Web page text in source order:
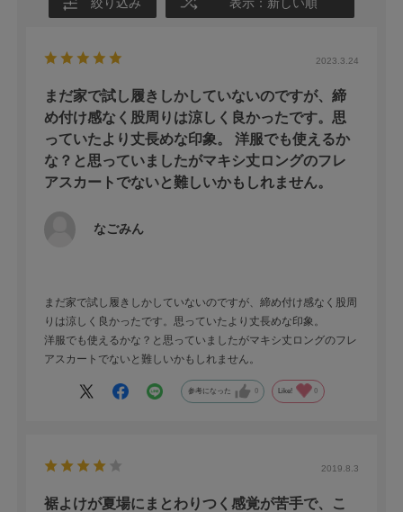
2023.3.24
まだ家で試し履きしかしていないのですが、締
め付け感なく股周りは涼しく良かったです。思
っていたより丈長めな印象。 洋服でも使えるか
な？と思っていましたがマキシ丈ロングのフレ
アスカートでないと難しいかもしれません。
なごみん
まだ家で試し履きしかしていないのですが、締め付け感なく股周
りは涼しく良かったです。思っていたより丈長めな印象。
洋服でも使えるかな？と思っていましたがマキシ丈ロングのフレ
アスカートでないと難しいかもしれません。
参考になった 0 Like! 0
2019.8.3
裾よけが夏場にまとわりつく感覚が苦手で、こ